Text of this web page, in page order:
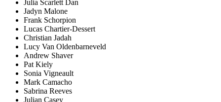
Julia Scarlett Dan
Jadyn Malone
Frank Schorpion
Lucas Chartier-Dessert
Christian Jadah
Lucy Van Oldenbarneveld
Andrew Shaver
Pat Kiely
Sonia Vigneault
Mark Camacho
Sabrina Reeves
Julian Casey